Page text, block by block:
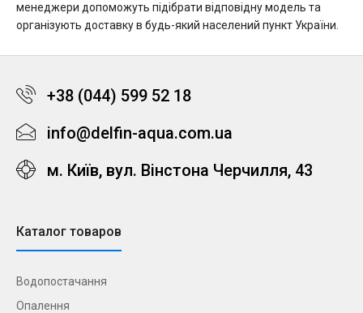
менеджери допоможуть підібрати відповідну модель та
організують доставку в будь-який населений пункт України.
+38 (044) 599 52 18
info@delfin-aqua.com.ua
м. Київ, вул. Вінстона Черчилля, 43
Каталог товаров
Водопостачання
Опалення